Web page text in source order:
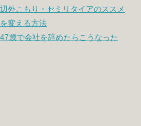
外こもり・セミリタイアのススメ
変える方法
歳で会社を辞めたらこうなった